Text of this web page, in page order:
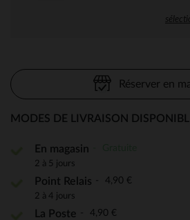
Réserver en
MODES DE LIVRAISON
En magasin
2 à 5 jours
Point Relais 4,90 €
2 à 4 jours
La Poste 4,90 €